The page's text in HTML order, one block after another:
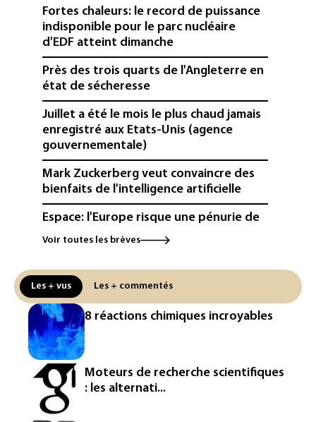
Fortes chaleurs: le record de puissance
indisponible pour le parc nucléaire
d'EDF atteint dimanche
Près des trois quarts de l'Angleterre en
état de sécheresse
Juillet a été le mois le plus chaud jamais
enregistré aux Etats-Unis (agence
gouvernementale)
Mark Zuckerberg veut convaincre des
bienfaits de l'intelligence artificielle
Espace: l'Europe risque une pénurie de
lanceurs d'ici 2030, alerte l'ESA
orange mardi (Météo-France)
France: 63% des nappes phréatiques
sous les normales au 1er août
Pologne: les eaux de la Vistule à leur
plus bas historique à Varsovie (officiel)
Au moins 16 morts aux Philippines
après des pluies torrentielles
Voir toutes les brèves
Les + vus Les + commentés
8 réactions chimiques incroyables
Moteurs de recherche scientifiques
: les alternati...